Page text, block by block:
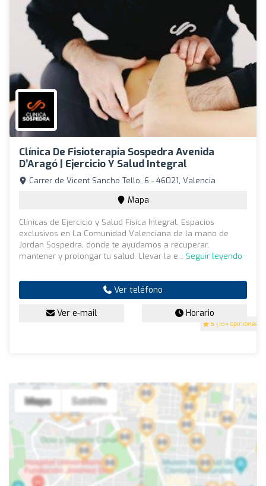
Clínica De Fisioterapia Sospedra Avenida
D’Aragó | Ejercicio Y Salud Integral
5 (184 opiniones)
Carrer de Vicent Sancho Tello, 6 - 46021, Valencia
Mapa
Clínicas de Ejercicio y Salud Física Integral. Espacios
exclusivos en La Comunidad Valenciana de la mano de
Jordan Sospedra, donde te ayudamos a recuperar,
mantener y prolongar tu salud. Llevar la e... Seguir leyendo
Ver teléfono
Ver e-mail Horario